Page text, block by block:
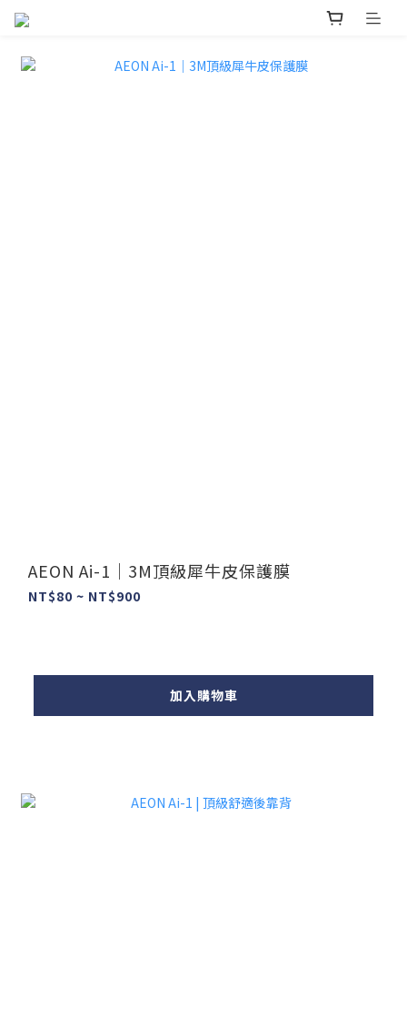
AEON Ai-1｜3M頂級犀牛皮保護膜
NT$80 ~ NT$900
加入購物車